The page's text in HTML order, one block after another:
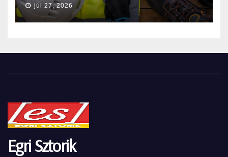
júl 27, 2026
Egri Sztorik